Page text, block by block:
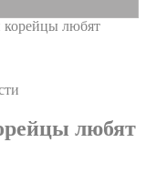
корейцы любят
любят